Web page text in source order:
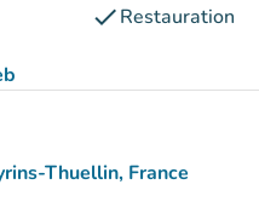
checkRestauration
Thuellin, France
Maps)